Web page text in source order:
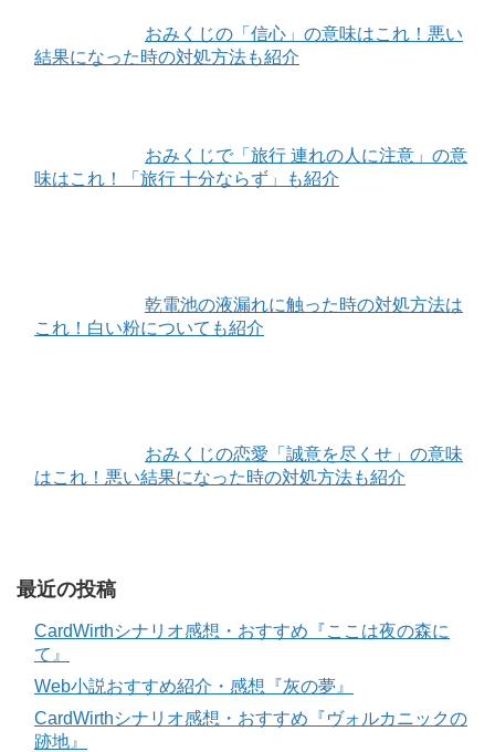
おみくじの「信心」の意味はこれ！悪い
結果になった時の対処方法も紹介
おみくじで「旅行 連れの人に注意」の意
味はこれ！「旅行 十分ならず」も紹介
乾電池の液漏れに触った時の対処方法は
これ！白い粉についても紹介
おみくじの恋愛「誠意を尽くせ」の意味
はこれ！悪い結果になった時の対処方法も紹介
最近の投稿
CardWirthシナリオ感想・おすすめ『ここは夜の森に
て』
Web小説おすすめ紹介・感想『灰の夢』
CardWirthシナリオ感想・おすすめ『ヴォルカニックの
跡地』